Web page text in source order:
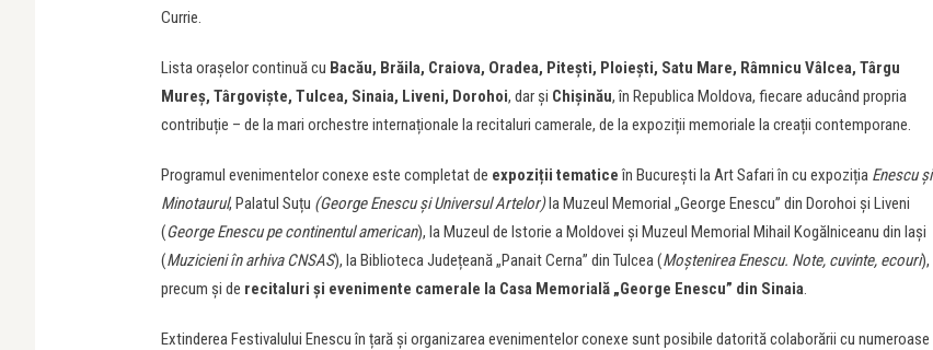
Currie.
Lista orașelor continuă cu Bacău, Brăila, Craiova, Oradea, Pitești, Ploiești, Satu Mare, Râmnicu Vâlcea, Târgu
Mureș, Târgoviște, Tulcea, Sinaia, Liveni, Dorohoi, dar și Chișinău, în Republica Moldova, fiecare aducând propria
contribuție – de la mari orchestre internaționale la recitaluri camerale, de la expoziții memoriale la creații contemporane.
Programul evenimentelor conexe este completat de expoziții tematiceîn București la Art Safari în cu expoziția Enescu și
Minotaurul, Palatul Suțu (George Enescu și Universul Artelor)la Muzeul Memorial „George Enescu” din Dorohoi și Liveni
(George Enescu pe continentul american), la Muzeul de Istorie a Moldovei și Muzeul Memorial Mihail Kogălniceanu din Iași
(Muzicieni în arhiva CNSAS), la Biblioteca Județeană „Panait Cerna” din Tulcea (Moștenirea Enescu. Note, cuvinte, ecouri),
precum și de recitaluri și evenimente camerale la Casa Memorială „George Enescu” din Sinaia.
Extinderea Festivalului Enescu în țară și organizarea evenimentelor conexe sunt posibile datorită colaborării cu numeroase